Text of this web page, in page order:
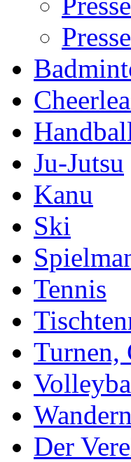
Ju-Jutsu
Kanu
Ski
Tennis
Turnen,
Wandern
Der